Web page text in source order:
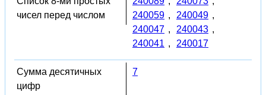
чисел перед числом
240059 , 240049 ,
240047 , 240043 ,
240041 , 240017
Сумма десятичных
цифр
7